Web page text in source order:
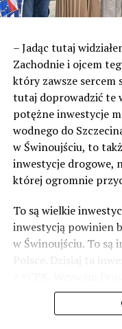
– Jadąc tutaj
Zachodnie i ojcem
który zawsze sercem
tutaj doprowadzić te
potężne inwestycje
wodnego do
w Świnoujściu, to
inwestycje drogowe,
której ogromnie
To są wielkie
inwestycją powinien
w Świnoujściu. To są
Polsce. Dzisiaj ta
odblokowania CPK.